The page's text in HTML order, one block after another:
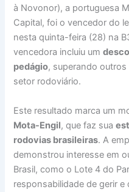
à Novonor), a portuguesa
Capital, foi o vencedor do
nesta quinta-feira (28) na
vencedora incluiu um
pedágio, superando
setor rodoviário.
Este resultado marca um
Mota-Engil, que faz sua
rodovias brasileiras. A
demonstrou interesse em
Brasil, como o Lote 4 do
responsabilidade de gerir